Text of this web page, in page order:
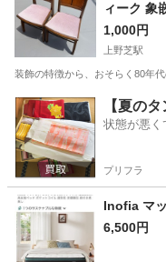
ィーク 象
1,000円
上野芝駅
装飾の特徴から、おそらく80年
大阪 堺市 上野芝駅
【夏の
状態が悪く
プリフラ
Inofia マ
6,500円